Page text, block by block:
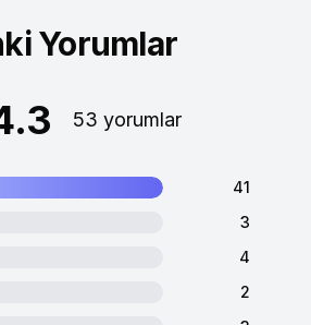
Yorumlar
53 yorumlar
41
3
4
2